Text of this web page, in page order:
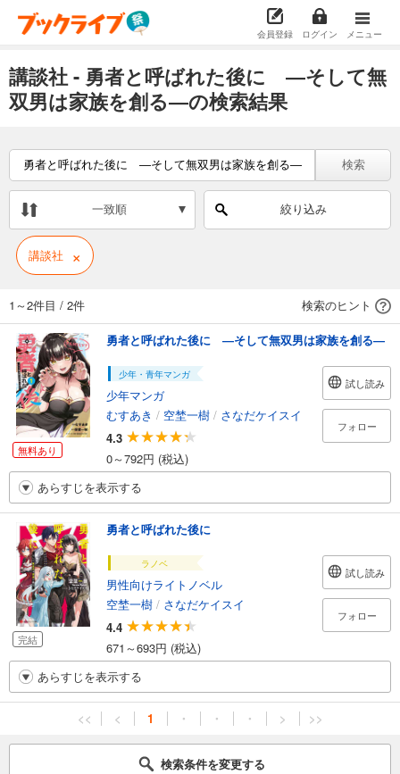
会員登録 ログイン メニュー
講談社 - 勇者と呼ばれた後に ―そして無
双男は家族を創る―の検索結果
検索
一致順 絞り込み
講談社 ×
1～2件目 / 2件 検索のヒント
無料あり
勇者と呼ばれた後に ―そして無双男は家族を創る―
少年・青年マンガ
少年マンガ
むすあき / 空埜一樹 / さなだケイスイ
4.3
0～792円 (税込)
試し読み
フォロー
あらすじを表示する
完結
勇者と呼ばれた後に
ラノベ
男性向けライトノベル
空埜一樹 / さなだケイスイ
4.4
671～693円 (税込)
試し読み
フォロー
あらすじを表示する
<< < 1 ・ ・ ・ > >>
検索条件を変更する